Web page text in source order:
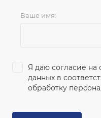
Ваше имя:
Я даю согласие на
данных в
обработку